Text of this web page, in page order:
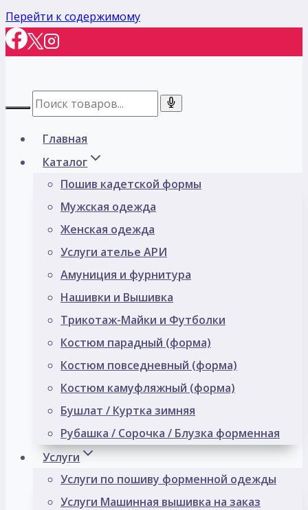
Перейти к содержимому
Главная
Каталог
Пошив кадетской формы
Мужская одежда
Женская одежда
Услуги ателье АРИ
Амуниция и фурнитура
Нашивки и Вышивка
Трикотаж-Майки и Футболки
Костюм парадный (форма)
Костюм повседневный (форма)
Костюм камуфляжный (форма)
Бушлат / Куртка зимняя
Рубашка / Сорочка / Блузка форменная
Услуги
Услуги по пошиву форменной одежды
Услуги Машинная вышивка на заказ